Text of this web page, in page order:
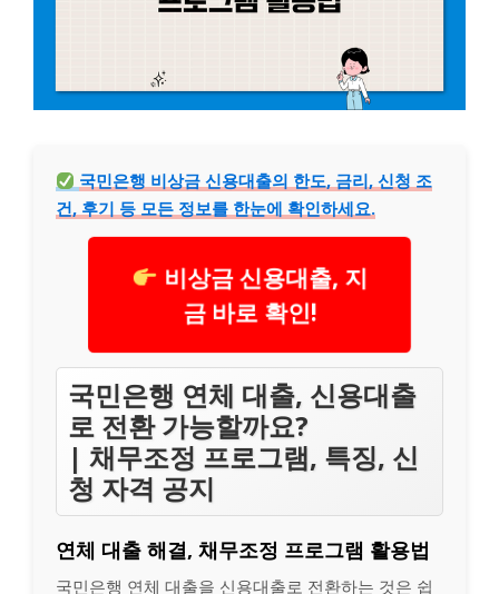
국민은행 비상금 신용대출의 한도, 금리, 신청 조
건, 후기 등 모든 정보를 한눈에 확인하세요.
비상금 신용대출, 지
금 바로 확인!
국민은행 연체 대출, 신용대출
로 전환 가능할까요?
| 채무조정 프로그램, 특징, 신
청 자격 공지
연체 대출 해결, 채무조정 프로그램 활용법
국민은행 연체 대출을 신용대출로 전환하는 것은 쉽